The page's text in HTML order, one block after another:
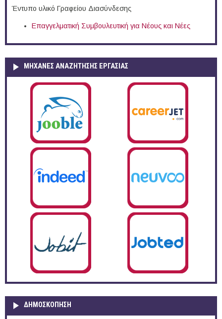
Έντυπο υλικό Γραφείου Διασύνδεσης
Επαγγελματική Συμβουλευτική για Νέους και Νέες
ΜΗΧΑΝΕΣ ΑΝΑΖΗΤΗΣΗΣ ΕΡΓΑΣΙΑΣ
ΔΗΜΟΣΚΌΠΗΣΗ